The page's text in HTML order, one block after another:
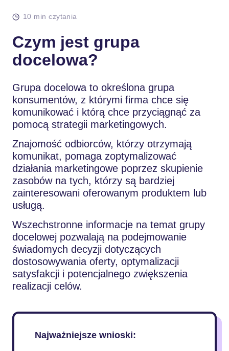
10 min czytania
Czym jest grupa
docelowa?
Grupa docelowa to określona grupa
konsumentów, z którymi firma chce się
komunikować i którą chce przyciągnąć za
pomocą strategii marketingowych.
Znajomość odbiorców, którzy otrzymają
komunikat, pomaga zoptymalizować
działania marketingowe poprzez skupienie
zasobów na tych, którzy są bardziej
zainteresowani oferowanym produktem lub
usługą.
Wszechstronne informacje na temat grupy
docelowej pozwalają na podejmowanie
świadomych decyzji dotyczących
dostosowywania oferty, optymalizacji
satysfakcji i potencjalnego zwiększenia
realizacji celów.
Najważniejsze wnioski: